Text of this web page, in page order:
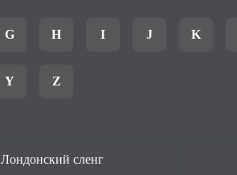
G H I J K
Y Z
Лондонский сленг